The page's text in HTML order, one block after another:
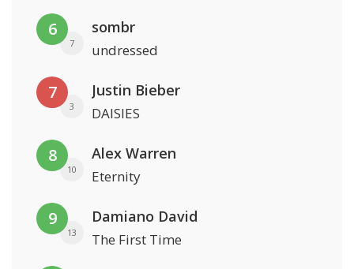
6
7
sombr
undressed
7
3
Justin Bieber
DAISIES
8
10
Alex Warren
Eternity
9
13
Damiano David
The First Time